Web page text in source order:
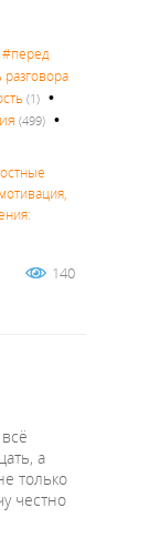
#перед
разговора
(1) •
(499) •
140
а
только
честно